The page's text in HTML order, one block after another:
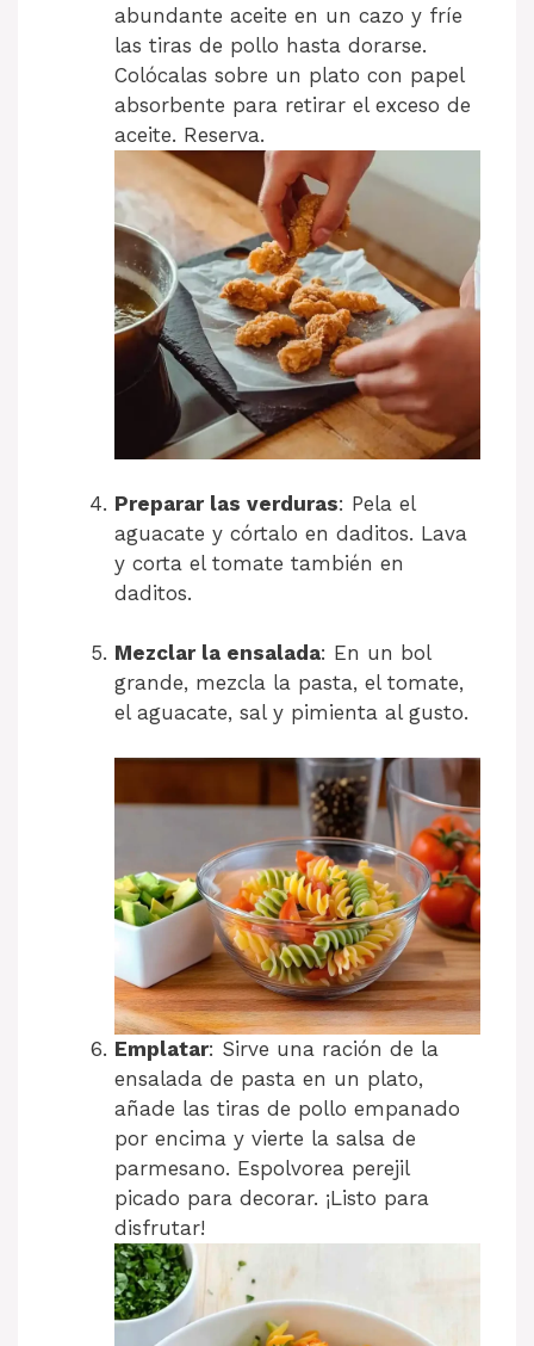
abundante aceite en un cazo y fríe
las tiras de pollo hasta dorarse.
Colócalas sobre un plato con papel
absorbente para retirar el exceso de
aceite. Reserva.
Preparar las verduras: Pela el
aguacate y córtalo en daditos. Lava
y corta el tomate también en
daditos.
Mezclar la ensalada: En un bol
grande, mezcla la pasta, el tomate,
el aguacate, sal y pimienta al gusto.
Emplatar: Sirve una ración de la
ensalada de pasta en un plato,
añade las tiras de pollo empanado
por encima y vierte la salsa de
parmesano. Espolvorea perejil
picado para decorar. ¡Listo para
disfrutar!